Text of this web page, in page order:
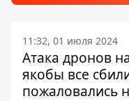
11:32, 01 июля 2024
Атака дронов
якобы все
пожаловались